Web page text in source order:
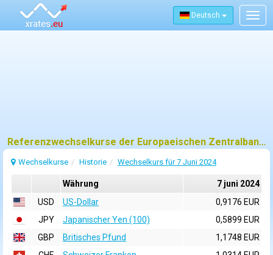
Deutsch
Referenzwechselkurse der Europaeischen Zentralbank (EZB) fuer 7 juni 2024
Wechselkurse Historie Wechselkurs für 7 Juni 2024
Währung
7 juni 2024
USD
US-Dollar
0,9176 EUR
JPY
Japanischer Yen (100)
0,5899 EUR
GBP
Britisches Pfund
1,1748 EUR